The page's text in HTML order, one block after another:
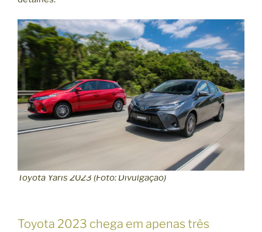
Toyota Yaris 2023 (Foto: Divulgação)
Toyota 2023 chega em apenas três